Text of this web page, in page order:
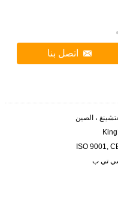
اتصل بنا
، الصين
ISO 9001,
تي ب